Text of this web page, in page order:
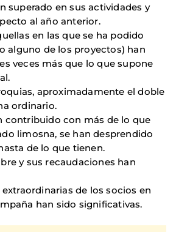
superado en sus actividades y
al año anterior.
en las que se ha podido
alguno de los proyectos) han
veces más que lo que supone
aproximadamente el doble
ordinario.
contribuido con más de lo que
limosna, se han desprendido
de lo que tienen.
y sus recaudaciones han
de los socios en
han sido significativas.